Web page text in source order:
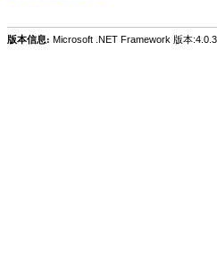
版本信息: Microsoft .NET Framework 版本